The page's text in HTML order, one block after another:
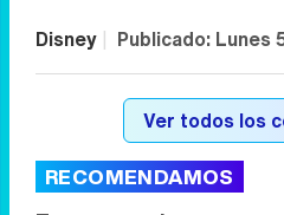
Disney | Publicado: Lunes
Ver todos los
RECOMENDAMOS